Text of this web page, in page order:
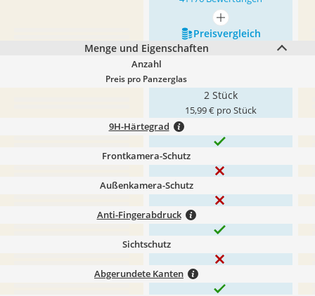
mehr anzeigen
Preis­vergleich
Menge und Eigenschaften
Anzahl
Preis pro Panzerglas
2 Stück
15,99 € pro Stück
9H-Härtegrad
Frontkamera-Schutz
Außenkamera-Schutz
Anti-Fingerabdruck
Sichtschutz
Abgerundete Kanten